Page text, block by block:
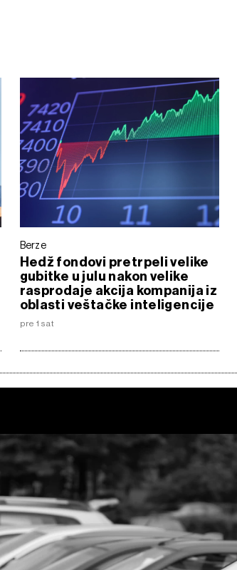
Berze
Hedž fondovi pretrpeli velike
gubitke u julu nakon velike
rasprodaje akcija kompanija iz
oblasti veštačke inteligencije
pre 1 sat